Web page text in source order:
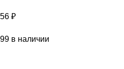
56 ₽
99 в наличии